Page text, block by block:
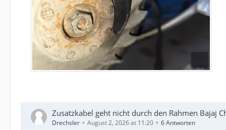
Zusatzkabel geht nicht durch den Rahmen Bajaj
Drechsler August 2, 2026 at 11:20 6 Antworten